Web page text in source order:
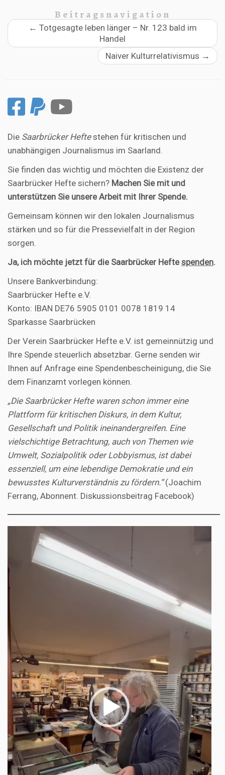
Beitragsnavigation
← Totgesagte leben länger – Nr. 123 bald im
Handel
Naiver Kulturrelativismus →
Die Saarbrücker Heftestehen für kritischen und
unabhängigen Journalismus im Saarland.
Sie finden das wichtig und möchten die Existenz der
Saarbrücker Hefte sichern? Machen Sie mit und
unterstützen Sie unsere Arbeit mit Ihrer Spende.
Gemeinsam können wir den lokalen Journalismus
stärken und so für die Pressevielfalt in der Region
sorgen.
Ja, ich möchte jetzt für die Saarbrücker Heftespenden.
Unsere Bankverbindung:
Saarbrücker Hefte e.V.
Konto: IBAN DE76 5905 0101 0078 1819 14
Sparkasse Saarbrücken
Der Verein Saarbrücker Hefte e.V. ist gemeinnützig und
Ihre Spende steuerlich absetzbar. Gerne senden wir
Ihnen auf Anfrage eine Spendenbescheinigung, die Sie
dem Finanzamt vorlegen können.
„Die Saarbrücker Hefte waren schon immer eine
Plattform für kritischen Diskurs, in dem Kultur,
Gesellschaft und Politik ineinandergreifen. Eine
vielschichtige Betrachtung, auch von Themen wie
Umwelt, Sozialpolitik oder Lobbyismus, ist dabei
essenziell, um eine lebendige Demokratie und ein
bewusstes Kulturverständnis zu fördern.“(Joachim
Ferrang, Abonnent. Diskussionsbeitrag Facebook)